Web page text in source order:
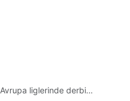
Avrupa liglerinde derbi